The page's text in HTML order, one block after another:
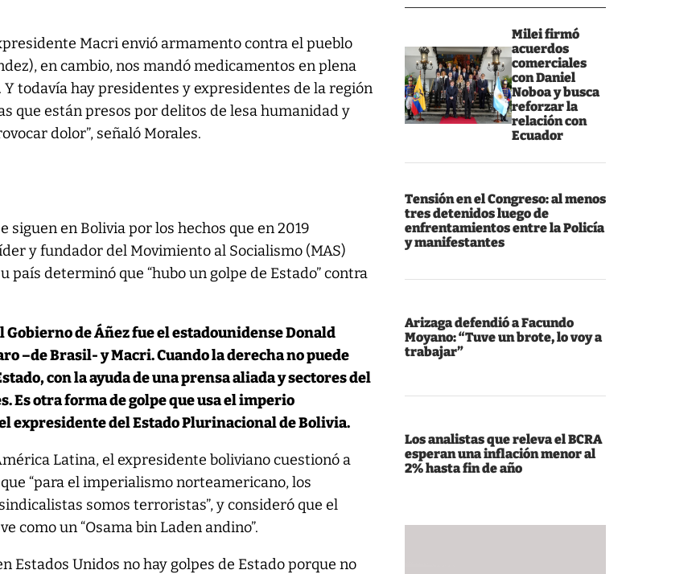
Milei firmó
acuerdos
comerciales
con Daniel
Noboa y busca
reforzar la
relación con
Ecuador
Tensión en el Congreso: al menos
tres detenidos luego de
enfrentamientos entre la Policía
y manifestantes
Arizaga defendió a Facundo
Moyano: “Tuve un brote, lo voy a
trabajar”
Los analistas que releva el BCRA
esperan una inflación menor al
2% hasta fin de año
Macri envió armamento contra el pueblo
en cambio, nos mandó medicamentos en plena
todavía hay presidentes y expresidentes de la región
que están presos por delitos de lesa humanidad y
dolor”, señaló Morales.
siguen en Bolivia por los hechos que en 2019
y fundador del Movimiento al Socialismo (MAS)
país determinó que “hubo un golpe de Estado” contra
de Áñez fue el estadounidense Donald
–de Brasil- y Macri. Cuando la derecha no puede
con la ayuda de una prensa aliada y sectores del
Es otra forma de golpe que usa el imperio
expresidente del Estado Plurinacional de Bolivia.
Latina, el expresidente boliviano cuestionó a
“para el imperialismo norteamericano, los
somos terroristas”, y consideró que el
como un “Osama bin Laden andino”.
Estados Unidos no hay golpes de Estado porque no